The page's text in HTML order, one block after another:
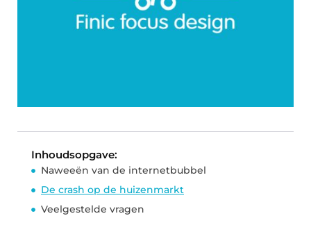
Inhoudsopgave:
Naweeën van de internetbubbel
De crash op de huizenmarkt
Veelgestelde vragen